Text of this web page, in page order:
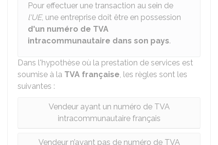
Pour effectuer une transaction au sein de
l'UE, une entreprise doit être en possession
d'un numéro de TVA
intracommunautaire dans son pays.
Dans l'hypothèse où la prestation de services est
soumise à la TVA française, les règles sont les
suivantes :
Vendeur ayant un numéro de TVA
intracommunautaire français
Vendeur n’ayant pas de numéro de TVA